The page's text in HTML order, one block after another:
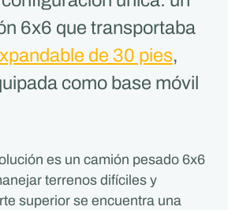
6x6 que transportaba
de 30 pies,
como base móvil
es un camión pesado 6x6
terrenos difíciles y
superior se encuentra una